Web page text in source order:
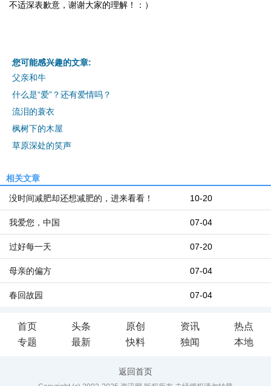
不适深表歉意，谢谢大家的理解！：）
您可能感兴趣的文章:
父亲和牛
什么是“爱”？还有爱情吗？
流泪的蓑衣
枫树下的木屋
草原深处的笑声
相关文章
10-20
没时间减肥却还想减肥的，进来看看！
07-04
我爱您，中国
07-20
过好每一天
07-04
母亲的偏方
07-04
春回故园
首页 头条 原创 资讯
热点
专题
最新 快料 独闻 本地
返回首页